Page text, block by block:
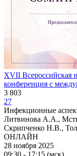
XVII Всероссийская
конференция с
3 803
27
Инфекционные
Литвинова А.А.,
Скрипченко Н.В.,
ОНЛАЙН
28 ноября 2025
09:30 - 17:15 (мск)